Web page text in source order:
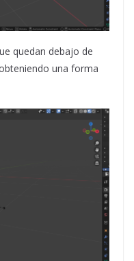
quedan debajo de
una forma